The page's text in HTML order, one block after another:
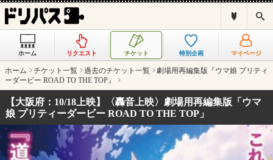
ス
は
？
ホーム リクエスト チケット 特別企画 マイページ
ホーム チケット一覧 過去のチケット一覧
劇場用再編集版『ウマ娘 プリティ
ーダービー ROAD TO THE TOP』
【大阪府：10/18上映】〈轟音上映〉劇場用再編集版「ウマ
娘 プリティーダービー ROAD TO THE TOP」